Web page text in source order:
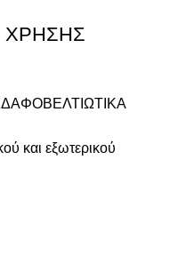
ΧΡΗΣΗΣ
και εξωτερικού